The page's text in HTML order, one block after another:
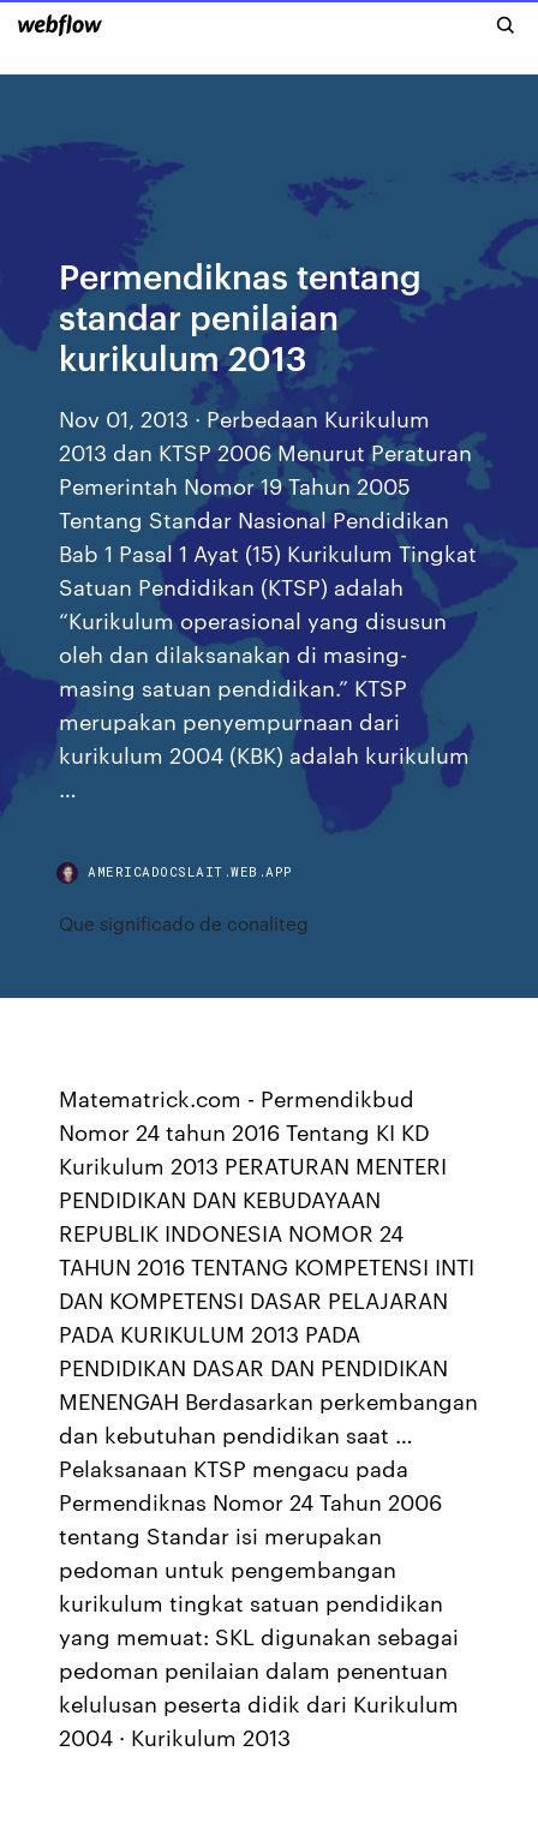
Permendiknas tentang
standar penilaian
kurikulum 2013
Nov 01, 2013 · Perbedaan Kurikulum
2013 dan KTSP 2006 Menurut Peraturan
Pemerintah Nomor 19 Tahun 2005
Tentang Standar Nasional Pendidikan
Bab 1 Pasal 1 Ayat (15) Kurikulum Tingkat
Satuan Pendidikan (KTSP) adalah
“Kurikulum operasional yang disusun
oleh dan dilaksanakan di masing-
masing satuan pendidikan.” KTSP
merupakan penyempurnaan dari
kurikulum 2004 (KBK) adalah kurikulum
…
AMERICADOCSLAIT.WEB.APP
Que significado de conaliteg
Matematrick.com - Permendikbud
Nomor 24 tahun 2016 Tentang KI KD
Kurikulum 2013 PERATURAN MENTERI
PENDIDIKAN DAN KEBUDAYAAN
REPUBLIK INDONESIA NOMOR 24
TAHUN 2016 TENTANG KOMPETENSI INTI
DAN KOMPETENSI DASAR PELAJARAN
PADA KURIKULUM 2013 PADA
PENDIDIKAN DASAR DAN PENDIDIKAN
MENENGAH Berdasarkan perkembangan
dan kebutuhan pendidikan saat …
Pelaksanaan KTSP mengacu pada
Permendiknas Nomor 24 Tahun 2006
tentang Standar isi merupakan
pedoman untuk pengembangan
kurikulum tingkat satuan pendidikan
yang memuat: SKL digunakan sebagai
pedoman penilaian dalam penentuan
kelulusan peserta didik dari Kurikulum
2004 · Kurikulum 2013